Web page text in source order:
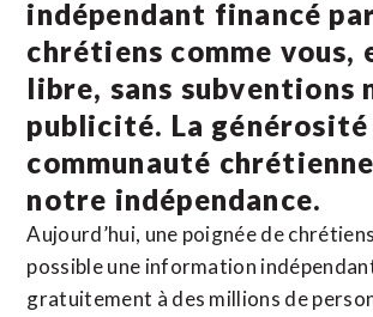
indépendant financé
chrétiens comme vous,
libre, sans subventions
publicité. La générosité
communauté chrétienne
notre indépendance.
Aujourd’hui, une poignée de
possible une information
gratuitement à des millions de